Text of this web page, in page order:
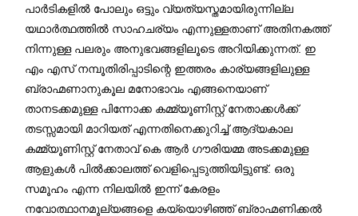
പാര്‍ടികളില്‍ പോലും ഒട്ടും വ്യത്യസ്തമായിരുന്നില്ല
യഥാര്‍ത്ഥത്തില്‍ സാഹചര്യം എന്നുള്ളതാണ് അതിനകത്ത്
നിന്നുള്ള പലരും അനുഭവങ്ങളിലൂടെ അറിയിക്കുന്നത്. ഇ
എം എസ് നമ്പൂതിരിപ്പാടിന്റെ ഇത്തരം കാര്യങ്ങളിലുള്ള
ബ്രാഹ്മണാനുകൂല മനോഭാവം എങ്ങനെയാണ്
താനടക്കമുള്ള പിന്നോക്ക കമ്മ്യൂണിസ്റ്റ് നേതാക്കള്‍ക്ക്
തടസ്സമായി മാറിയത് എന്നതിനെക്കുറിച്ച് ആദ്യകാല
കമ്മ്യൂണിസ്റ്റ് നേതാവ് കെ ആര്‍ ഗൗരിയമ്മ അടക്കമുള്ള
ആളുകള്‍ പില്‍ക്കാലത്ത് വെളിപ്പെടുത്തിയിട്ടുണ്ട്. ഒരു
സമൂഹം എന്ന നിലയില്‍ ഇന്ന് കേരളം
നവോത്ഥാനമൂല്യങ്ങളെ കയ്യൊഴിഞ്ഞ് ബ്രാഹ്മണിക്കല്‍